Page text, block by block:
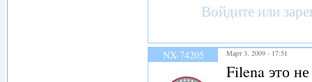
Войдите или
NX-74205 Март 3, 2009 - 17:51
Filena это